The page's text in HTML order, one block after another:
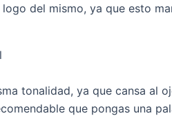
del mismo, ya que esto
tonalidad, ya que cansa al
que pongas una